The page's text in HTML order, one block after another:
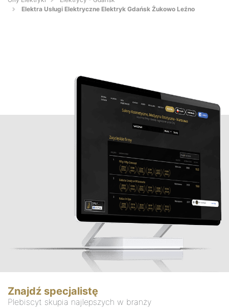
Elektra Usługi Elektryczne Elektryk Gdańsk Żukowo Leźno
Znajdź specjalistę
Plebiscyt skupia najlepszych w branży